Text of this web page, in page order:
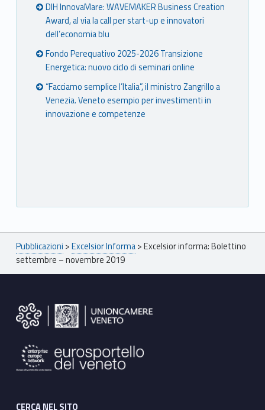
DIH InnovaMare: WAVEMAKER Business Creation
Award, al via la call per start-up e innovatori
dell’economia blu
Fondo Perequativo 2025-2026 Transizione
Energetica: nuovo ciclo di seminari online
“Facciamo semplice l’Italia”, il ministro Zangrillo a
Venezia. Veneto esempio per investimenti in
innovazione e competenze
Breadcrumbs navigation
Pubblicazioni >Excelsior Informa>Excelsior informa: Bolettino
settembre – novembre 2019
CERCA NEL SITO